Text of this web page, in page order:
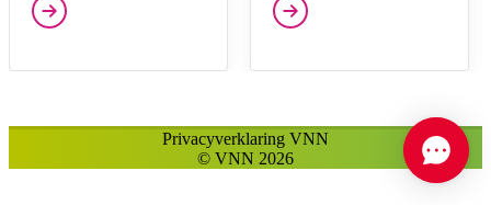
© VNN 2026
Privacyverklaring VNN